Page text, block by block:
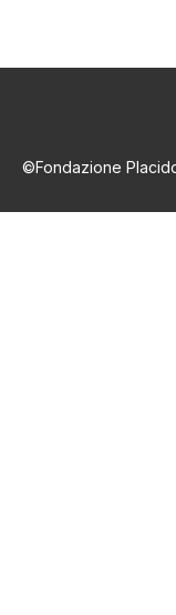
©Fondazione